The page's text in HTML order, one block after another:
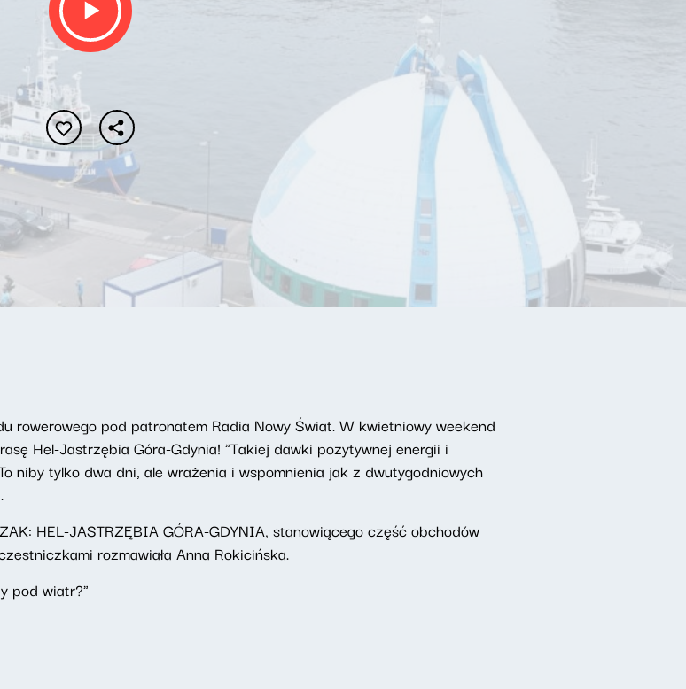
rowerowego pod patronatem Radia Nowy Świat. W kwietniowy weekend
Hel-Jastrzębia Góra-Gdynia! "Takiej dawki pozytywnej energii i
niby tylko dwa dni, ale wrażenia i wspomnienia jak z dwutygodniowych
HEL-JASTRZĘBIA GÓRA-GDYNIA, stanowiącego część obchodów
rozmawiała Anna Rokicińska.
pod wiatr?"